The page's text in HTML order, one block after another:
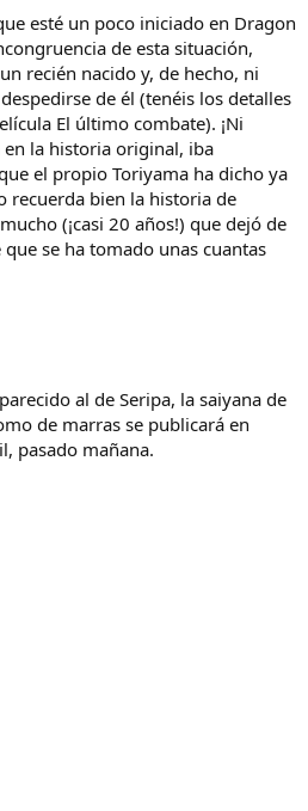
esté un poco iniciado en Dragon
de esta situación,
recién nacido y, de hecho, ni
de él (tenéis los detalles
El último combate). ¡Ni
la historia original, iba
el propio Toriyama ha dicho ya
recuerda bien la historia de
(¡casi 20 años!) que dejó de
se ha tomado unas cuantas
al de Seripa, la saiyana de
de marras se publicará en
pasado mañana.